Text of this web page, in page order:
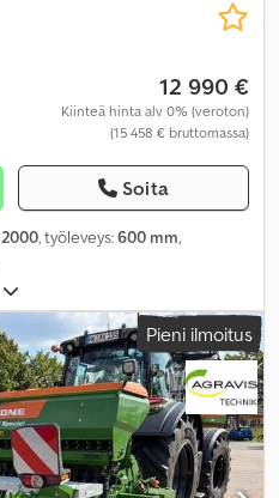
12 990 €
Kiinteä hinta alv 0% (veroton)
(15 458 € bruttomassa)
Soita
2000, työleveys:600 mm,
Pieni ilmoitus